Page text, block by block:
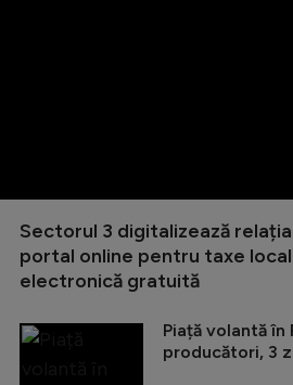
Sectorul 3 digitalizează
portal online pentru taxe
electronică gratuită
Piață volantă în
producători, 3